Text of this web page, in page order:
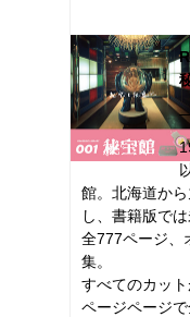
館。北海道か
し、書籍版で
全777ページ、
集。
すべてのカッ
ページページ